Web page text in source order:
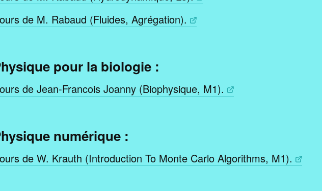
de M. Rabaud (Fluides, Agrégation).
pour la biologie :
de Jean-Francois Joanny (Biophysique, M1).
numérique :
de W. Krauth (Introduction To Monte Carlo Algorithms, M1).